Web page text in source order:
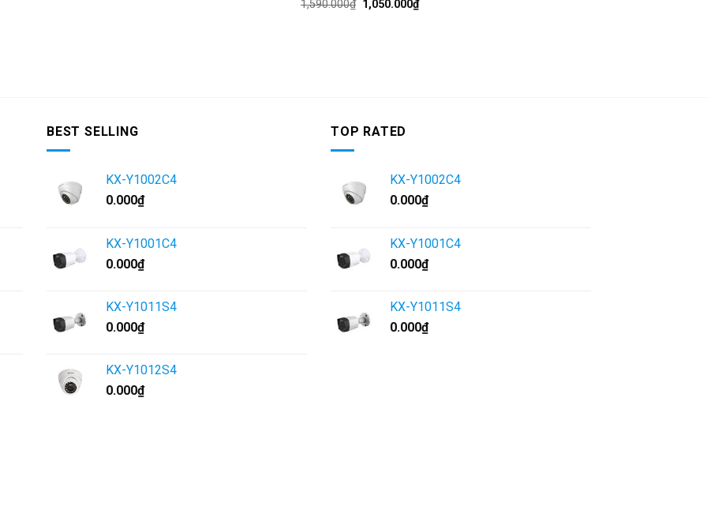
1,590.000₫ 1,050.000₫
BEST SELLING
KX-Y1002C4
0.000₫
KX-Y1001C4
0.000₫
KX-Y1011S4
0.000₫
KX-Y1012S4
0.000₫
TOP RATED
KX-Y1002C4
0.000₫
KX-Y1001C4
0.000₫
KX-Y1011S4
0.000₫